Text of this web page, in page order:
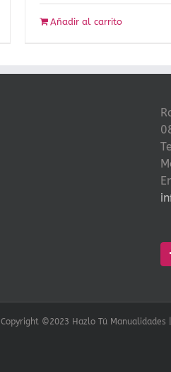
Añadir al carrito
Copyright ©2023 Hazlo Tú Manualidades